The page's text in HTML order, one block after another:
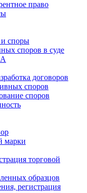
право
и споры
споров в суде
договоров
споров
споров
марки
торговой
образцов
регистрация